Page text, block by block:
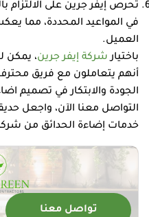
تحرص إيفر جرين على الالتزام
في المواعيد المحددة، مما
العميل.
باختيارشركة إيفر جرين، يمكن
أنهم يتعاملون مع فريق
الجودة والابتكار في تصميم
التواصل معنا الآن، واجعل
خدمات إضاءة الحدائق من
تواصل معنا